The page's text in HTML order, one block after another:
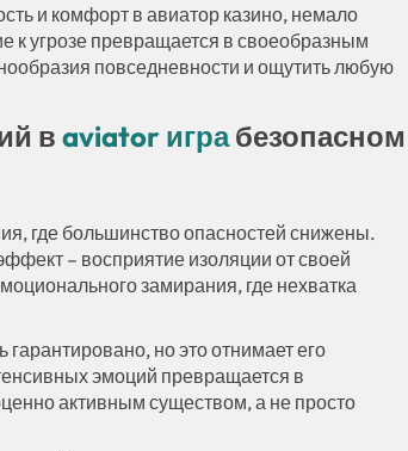
и комфорт в авиатор казино, немало
угрозе превращается в своеобразным
повседневности и ощутить любую
в aviator играбезопасном
где большинство опасностей снижены.
– восприятие изоляции от своей
замирания, где нехватка
но это отнимает его
эмоций превращается в
активным существом, а не просто